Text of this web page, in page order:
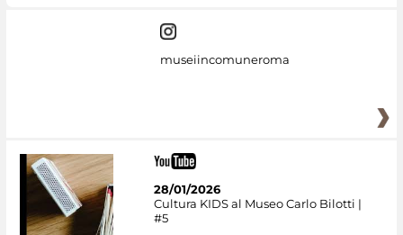
museiincomuneroma
28/01/2026
Cultura KIDS al Museo Carlo Bilotti |
#5